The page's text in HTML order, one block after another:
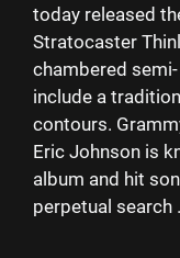
today released
Stratocaster
chambered
include a
contours.
Eric Johnson is
album and hit
perpetual search